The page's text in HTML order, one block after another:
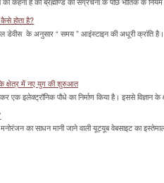
होता है?
डेवीस के अनुसार “ समय ” आइंस्टाइन की अधूरी
के क्षेत्र में नए युग की शुरुआत
एक इलेक्ट्रॉनिक पौधे का निर्माण किया है। इससे विज्ञान
का साधन मानी जाने वाली यूट्यूब वेबसाइट का